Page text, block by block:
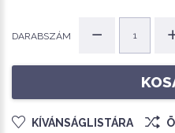
DARABSZÁM
KÍVÁNSÁGLISTÁRA